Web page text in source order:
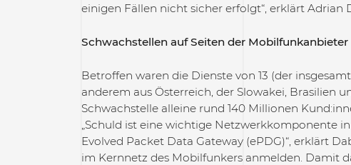
einigen Fällen nicht sicher erfolgt“, erklärt Adrian
Schwachstellen auf Seiten der Mobilfunkanbieter
Betroffen waren die Dienste von 13 (der
anderem aus Österreich, der Slowakei, Brasilien
Schwachstelle alleine rund 140 Millionen
„Schuld ist eine wichtige Netzwerkkomponente
Evolved Packet Data Gateway (ePDG)“, erklärt
im Kernnetz des Mobilfunkers anmelden. Damit